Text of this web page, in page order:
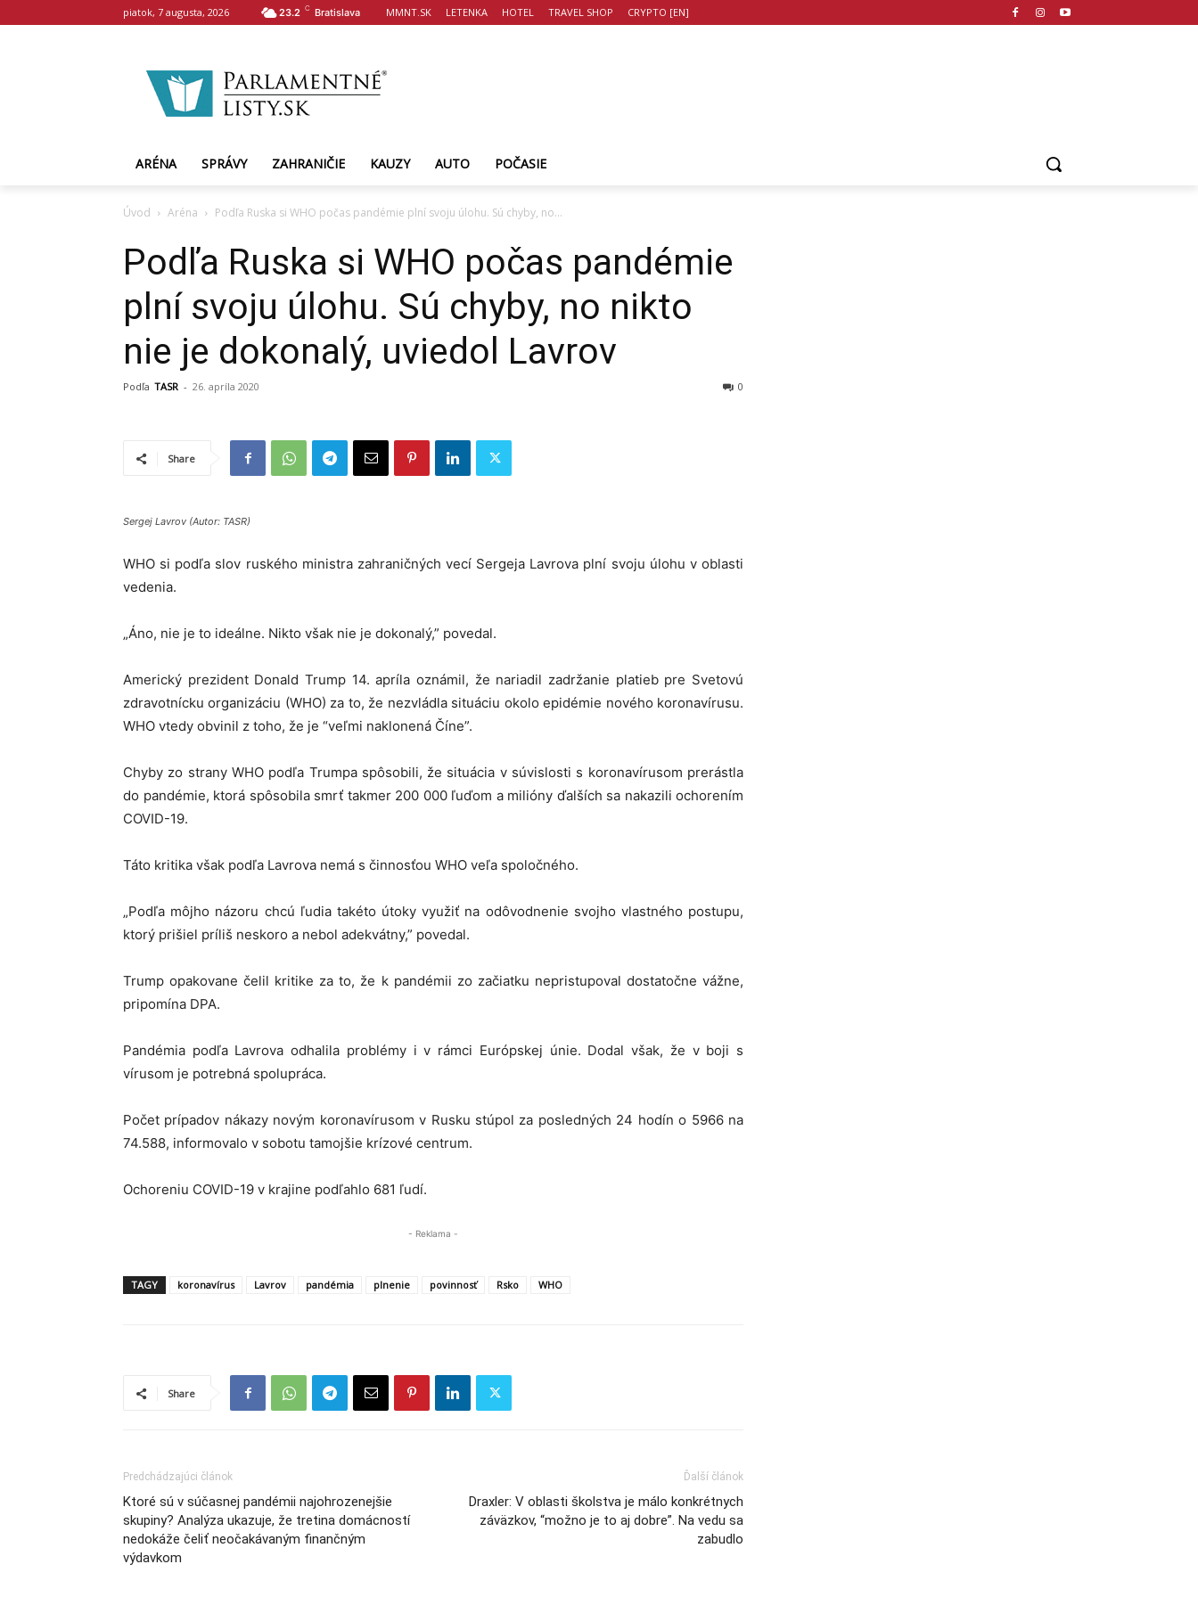
piatok, 7 augusta, 2026 23.2 C Bratislava MMNT.SK LETENKA HOTEL TRAVEL SHOP CRYPTO [EN]
ARÉNA SPRÁVY ZAHRANIČIE KAUZY AUTO POČASIE
Úvod Aréna Podľa Ruska si WHO počas pandémie plní svoju úlohu. Sú chyby, no...
Podľa Ruska si WHO počas pandémie
plní svoju úlohu. Sú chyby, no nikto
nie je dokonalý, uviedol Lavrov
Podľa TASR - 26. apríla 2020 0
Share
Sergej Lavrov (Autor: TASR)
WHO si podľa slov ruského ministra zahraničných vecí Sergeja Lavrova plní svoju úlohu v oblasti
vedenia.
„Áno, nie je to ideálne. Nikto však nie je dokonalý,” povedal.
Americký prezident Donald Trump 14. apríla oznámil, že nariadil zadržanie platieb pre Svetovú
zdravotnícku organizáciu (WHO) za to, že nezvládla situáciu okolo epidémie nového koronavírusu.
WHO vtedy obvinil z toho, že je “veľmi naklonená Číne”.
Chyby zo strany WHO podľa Trumpa spôsobili, že situácia v súvislosti s koronavírusom prerástla
do pandémie, ktorá spôsobila smrť takmer 200 000 ľuďom a milióny ďalších sa nakazili ochorením
COVID-19.
Táto kritika však podľa Lavrova nemá s činnosťou WHO veľa spoločného.
„Podľa môjho názoru chcú ľudia takéto útoky využiť na odôvodnenie svojho vlastného postupu,
ktorý prišiel príliš neskoro a nebol adekvátny,” povedal.
Trump opakovane čelil kritike za to, že k pandémii zo začiatku nepristupoval dostatočne vážne,
pripomína DPA.
Pandémia podľa Lavrova odhalila problémy i v rámci Európskej únie. Dodal však, že v boji s
vírusom je potrebná spolupráca.
Počet prípadov nákazy novým koronavírusom v Rusku stúpol za posledných 24 hodín o 5966 na
74.588, informovalo v sobotu tamojšie krízové centrum.
Ochoreniu COVID-19 v krajine podľahlo 681 ľudí.
- Reklama -
TAGY koronavírus Lavrov pandémia plnenie povinnosť Rsko WHO
Share
Predchádzajúci článok
Ktoré sú v súčasnej pandémii najohrozenejšie
skupiny? Analýza ukazuje, že tretina domácností
nedokáže čeliť neočakávaným finančným
výdavkom
Ďalší článok
Draxler: V oblasti školstva je málo konkrétnych
záväzkov, “možno je to aj dobre”. Na vedu sa
zabudlo